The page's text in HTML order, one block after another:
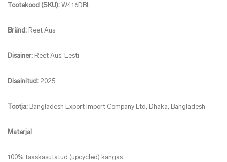
Tootekood (SKU): W416DBL
Bränd: Reet Aus
Disainer: Reet Aus, Eesti
Disainitud: 2025
Tootja: Bangladesh Export Import Company Ltd, Dhaka, Bangladesh
Materjal
100% taaskasutatud (upcycled) kangas